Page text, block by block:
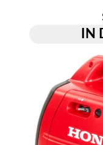
IN